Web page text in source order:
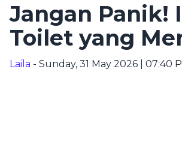
Jangan Panik!
Toilet yang
Laila - Sunday, 31 May 2026 | 07:40